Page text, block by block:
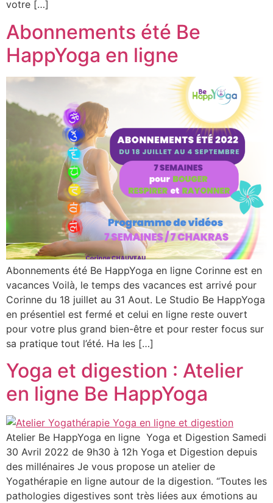
votre […]
Abonnements été Be
HappYoga en ligne
Abonnements été Be HappYoga en ligne Corinne est en
vacances Voilà, le temps des vacances est arrivé pour
Corinne du 18 juillet au 31 Aout. Le Studio Be HappYoga
en présentiel est fermé et celui en ligne reste ouvert
pour votre plus grand bien-être et pour rester focus sur
sa pratique tout l’été. Ha les […]
Yoga et digestion : Atelier
en ligne Be HappYoga
Atelier Be HappYoga en ligne Yoga et Digestion Samedi
30 Avril 2022 de 9h30 à 12h Yoga et Digestion depuis
des millénaires Je vous propose un atelier de
Yogathérapie en ligne autour de la digestion. “Toutes les
pathologies digestives sont très liées aux émotions au